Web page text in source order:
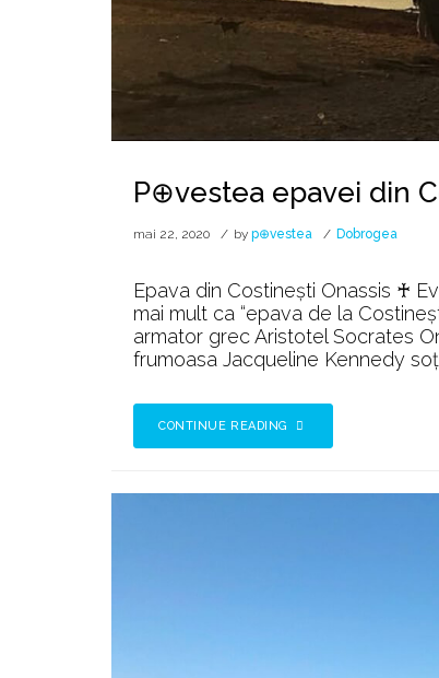
P⊕vestea epavei din
mai 22, 2020 by p⊕vestea Dobrogea
Epava din Costinești Onassis ♰
mai mult ca “epava de la
armator grec Aristotel Socrates
frumoasa Jacqueline Kennedy
CONTINUE READING